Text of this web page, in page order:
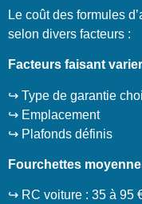
Le coût des formules
selon divers facteurs :
Facteurs faisant
↪️ Type de garantie
↪️ Emplacement
↪️ Plafonds définis
Fourchettes
↪️ RC voiture : 35 à 95